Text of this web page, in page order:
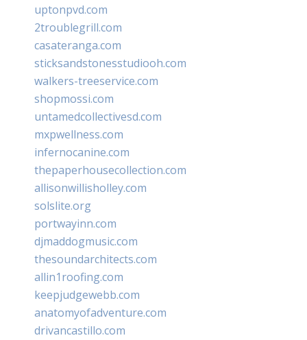
uptonpvd.com
2troublegrill.com
casateranga.com
sticksandstonesstudiooh.com
walkers-treeservice.com
shopmossi.com
untamedcollectivesd.com
mxpwellness.com
infernocanine.com
thepaperhousecollection.com
allisonwillisholley.com
solslite.org
portwayinn.com
djmaddogmusic.com
thesoundarchitects.com
allin1roofing.com
keepjudgewebb.com
anatomyofadventure.com
drivancastillo.com